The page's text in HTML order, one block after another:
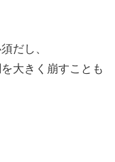
だし、
大きく崩すことも